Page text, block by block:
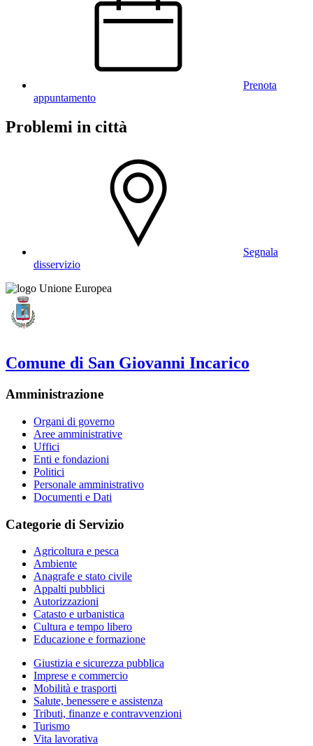
Prenota
appuntamento
Problemi in città
Segnala
disservizio
Comune di San Giovanni Incarico
Amministrazione
Organi di governo
Aree amministrative
Uffici
Enti e fondazioni
Politici
Personale amministrativo
Documenti e Dati
Categorie di Servizio
Agricoltura e pesca
Ambiente
Anagrafe e stato civile
Appalti pubblici
Autorizzazioni
Catasto e urbanistica
Cultura e tempo libero
Educazione e formazione
Giustizia e sicurezza pubblica
Imprese e commercio
Mobilità e trasporti
Salute, benessere e assistenza
Tributi, finanze e contravvenzioni
Turismo
Vita lavorativa